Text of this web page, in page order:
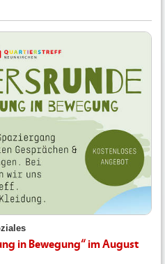
in Bewegung“ im August